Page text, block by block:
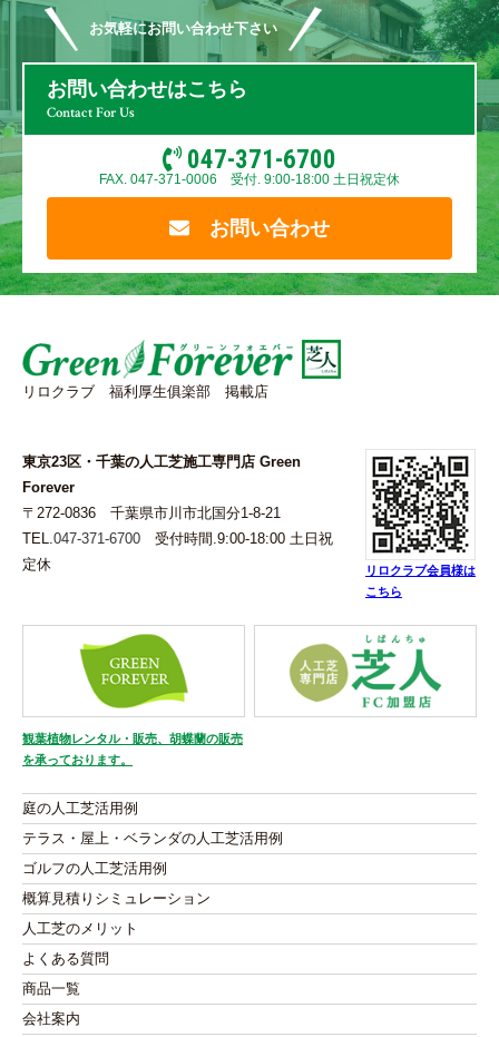
お気軽にお問い合わせ下さい
お問い合わせはこちら
Contact For Us
047-371-6700
FAX. 047-371-0006 受付. 9:00-18:00 土日祝定休
お問い合わせ
リロクラブ 福利厚生俱楽部 掲載店
東京23区・千葉の人工芝施工専門店 Green
Forever
〒272-0836 千葉県市川市北国分1-8-21
TEL. 047-371-6700 受付時間.9:00-18:00 土日祝
定休
リロクラブ会員様は
こちら
観葉植物レンタル・販売、胡蝶蘭の販売
を承っております。
庭の人工芝活用例
テラス・屋上・ベランダの人工芝活用例
ゴルフの人工芝活用例
概算見積りシミュレーション
人工芝のメリット
よくある質問
商品一覧
会社案内